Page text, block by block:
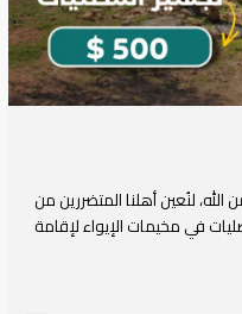
لنُعين أهلنا المتضررين من
في مخيمات الإيواء لإقامة